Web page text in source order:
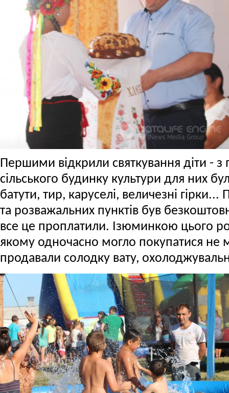
Першими відкрили святкування діти - з
сільського будинку культури для них
батути, тир, каруселі, величезні
та розважальних пунктів був
все це проплатили. Ізюминкою цього
якому одночасно могло покупатися не
продавали солодку вату,